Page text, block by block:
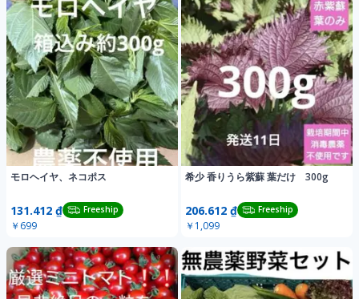
モロヘイヤ、ネコポス
131.412 ₫ Freeship
￥699
希少 香りうら紫蘇 葉だけ 300g
206.612 ₫ Freeship
￥1,099